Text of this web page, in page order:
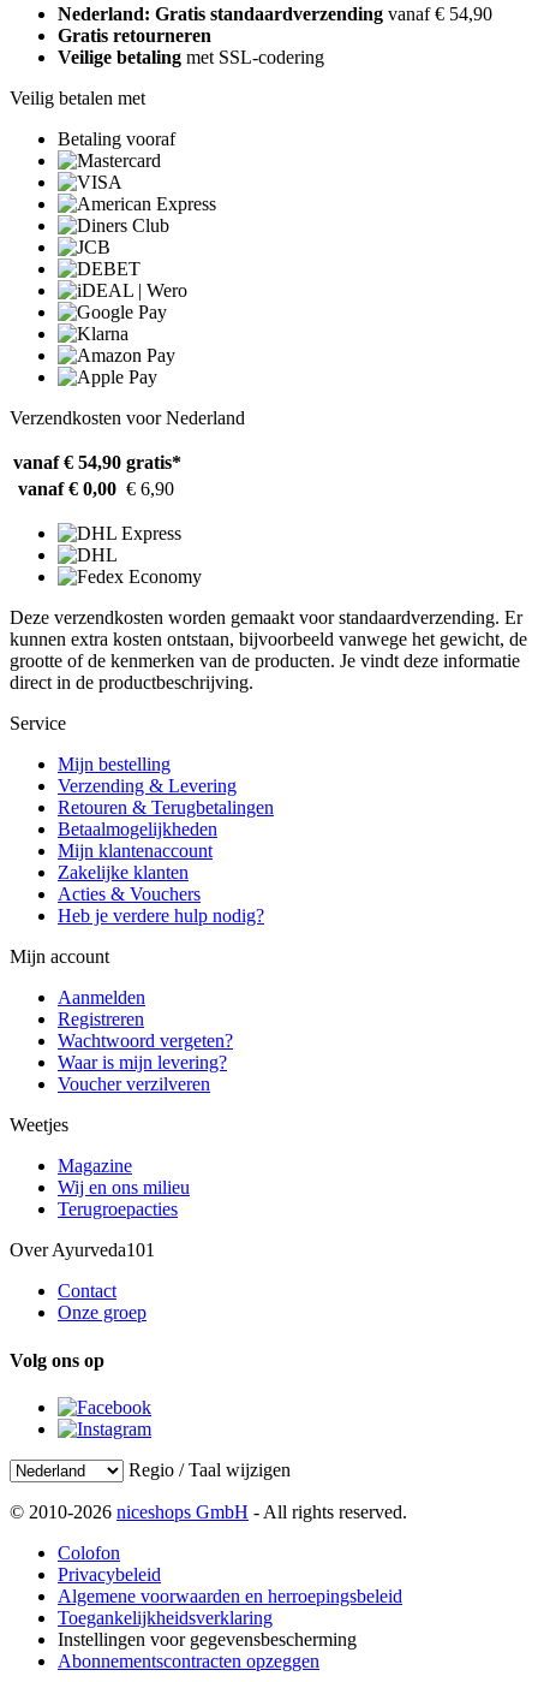
Nederland: Gratis standaardverzending vanaf € 54,90
Gratis retourneren
Veilige betaling met SSL-codering
Veilig betalen met
Betaling vooraf
Verzendkosten voor Nederland
vanaf € 54,90 gratis*
vanaf € 0,00 € 6,90
Deze verzendkosten worden gemaakt voor standaardverzending. Er
kunnen extra kosten ontstaan, bijvoorbeeld vanwege het gewicht, de
grootte of de kenmerken van de producten. Je vindt deze informatie
direct in de productbeschrijving.
Service
Mijn bestelling
Verzending & Levering
Retouren & Terugbetalingen
Betaalmogelijkheden
Mijn klantenaccount
Zakelijke klanten
Acties & Vouchers
Heb je verdere hulp nodig?
Mijn account
Aanmelden
Registreren
Wachtwoord vergeten?
Waar is mijn levering?
Voucher verzilveren
Weetjes
Magazine
Wij en ons milieu
Terugroepacties
Over Ayurveda101
Contact
Onze groep
Volg ons op
Regio / Taal wijzigen
© 2010-2026 niceshops GmbH - All rights reserved.
Colofon
Privacybeleid
Algemene voorwaarden en herroepingsbeleid
Toegankelijkheidsverklaring
Instellingen voor gegevensbescherming
Abonnementscontracten opzeggen